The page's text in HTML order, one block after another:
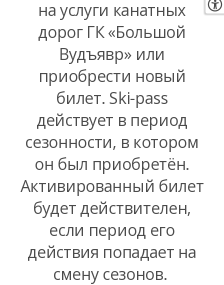
на услуги канатных
дорог ГК «Большой
Вудъявр» или
приобрести новый
билет. Ski-pass
действует в период
сезонности, в котором
он был приобретён.
Активированный билет
будет действителен,
если период его
действия попадает на
смену сезонов.